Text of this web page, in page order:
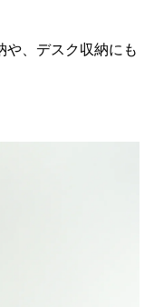
、デスク収納にも